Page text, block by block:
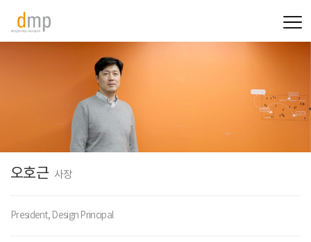
오호근 사장
President, Design Principal